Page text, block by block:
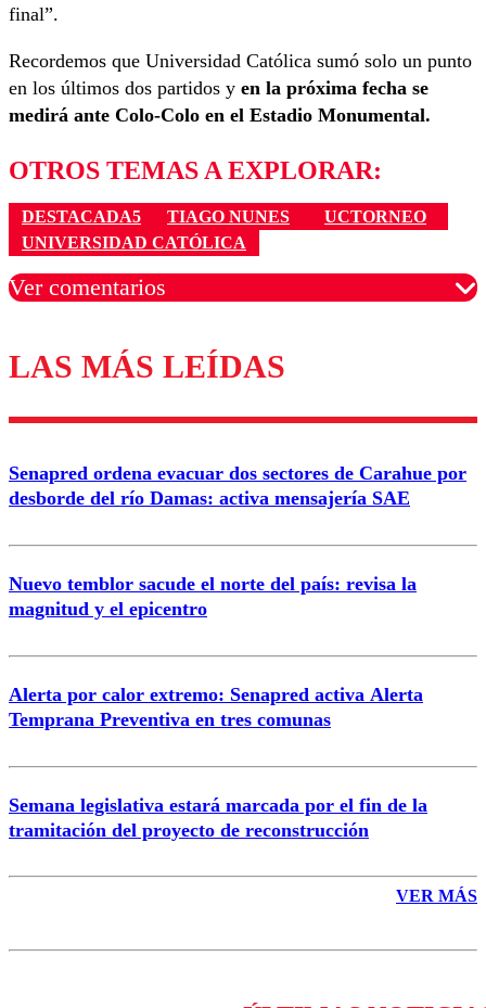
final”.
Recordemos que Universidad Católica sumó solo un punto
en los últimos dos partidos y en la próxima fecha se
medirá ante Colo-Colo en el Estadio Monumental.
OTROS TEMAS A EXPLORAR:
DESTACADA5 TIAGO NUNES
UCTORNEO
UNIVERSIDAD CATÓLICA
Ver comentarios
Los comentarios son moderados para garantizar un
diálogo respetuoso.
Correo
LAS MÁS LEÍDAS
Senapred ordena evacuar dos sectores de Carahue por
desborde del río Damas: activa mensajería SAE
Nuevo temblor sacude el norte del país: revisa la
magnitud y el epicentro
Alerta por calor extremo: Senapred activa Alerta
Temprana Preventiva en tres comunas
Semana legislativa estará marcada por el fin de la
tramitación del proyecto de reconstrucción
VER MÁS